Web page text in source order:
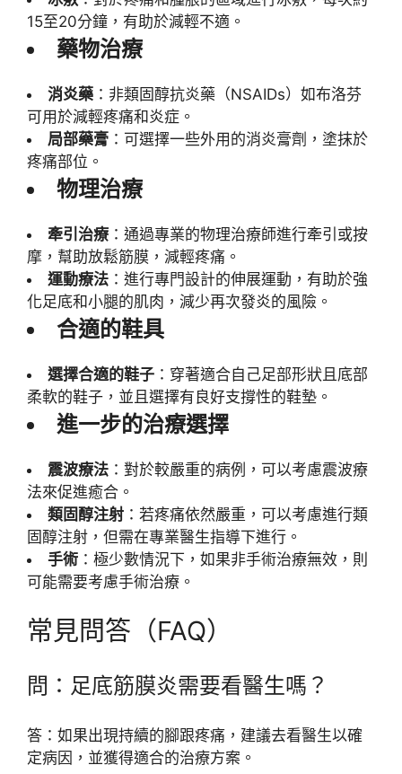
15至20分鐘，有助於減輕不適。
藥物治療
消炎藥 ：非類固醇抗炎藥（NSAIDs）如布洛芬
可用於減輕疼痛和炎症。
局部藥膏 ：可選擇一些外用的消炎膏劑，塗抹於
疼痛部位。
物理治療
牽引治療：通過專業的物理治療師進行牽引或按
摩，幫助放鬆筋膜，減輕疼痛。
運動療法 ：進行專門設計的伸展運動，有助於強
化足底和小腿的肌肉，減少再次發炎的風險。
合適的鞋具
選擇合適的鞋子 ：穿著適合自己足部形狀且底部
柔軟的鞋子，並且選擇有良好支撐性的鞋墊。
進一步的治療選擇
震波療法 ：對於較嚴重的病例，可以考慮震波療
法來促進癒合。
類固醇注射 ：若疼痛依然嚴重，可以考慮進行類
固醇注射，但需在專業醫生指導下進行。
手術 ：極少數情況下，如果非手術治療無效，則
可能需要考慮手術治療。
常見問答（FAQ）
問：足底筋膜炎需要看醫生嗎？
答：如果出現持續的腳跟疼痛，建議去看醫生以確
定病因，並獲得適合的治療方案。